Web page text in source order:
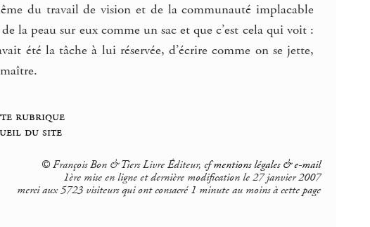
du travail de vision et de la communauté implacable
la peau sur eux comme un sac et que c’est cela qui voit :
été la tâche à lui réservée, d’écrire comme on se jette,
rubrique
du site
© François Bon & Tiers Livre Éditeur, cfmentions légales & e-mail
1ère mise en ligne et dernière modification le 27 janvier 2007
merci aux 5723 visiteurs qui ont consacré 1 minute au moins à cette page